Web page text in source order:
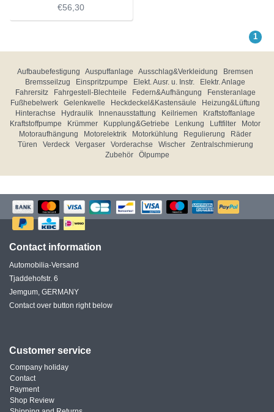
€56,30
1
Aufbaubefestigung Auspuffanlage Ausschlag&Verkleidung
Bremsen
Bremsseilzug
Einspritzpumpe Elekt. Ausr. u. Instr.
Elektr. Anlage
Fahrersitz
Fahrgestell-Blechteile Federn&Aufhängung
Fensteranlage
Fußhebelwerk
Gelenkwelle Heckdeckel&Kastensäule
Heizung&Lüftung
Hinterachse
Hydraulik Innenausstattung Keilriemen
Kraftstoffanlage
Kraftstoffpumpe
Krümmer Kupplung&Getriebe Lenkung Luftfilter
Motor
Motoraufhängung
Motorelektrik Motorkühlung Regulierung
Räder
Türen
Verdeck Vergaser Vorderachse Wischer
Zentralschmierung
Zubehör
Ölpumpe
Contact information
Automobilia-Versand
Tjaddehofstr. 6
Jemgum, GERMANY
Contact over button right below
Customer service
Company holiday
Contact
Payment
Shop Review